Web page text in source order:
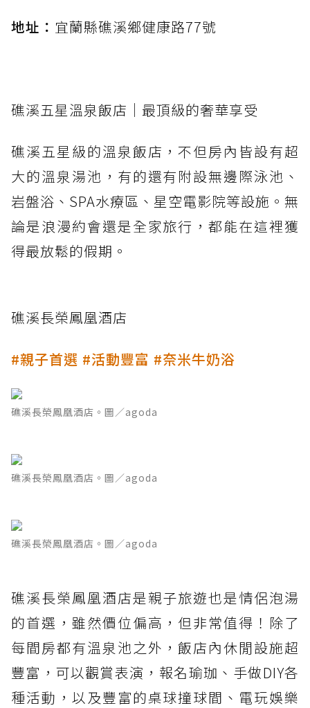
地址： 宜蘭縣礁溪鄉健康路77號
礁溪五星溫泉飯店｜最頂級的奢華享受
礁溪五星級的溫泉飯店，不但房內皆設有超
大的溫泉湯池，有的還有附設無邊際泳池、
岩盤浴、SPA水療區、星空電影院等設施。無
論是浪漫約會還是全家旅行，都能在這裡獲
得最放鬆的假期。
礁溪長榮鳳凰酒店
#親子首選 #活動豐富 #奈米牛奶浴
礁溪長榮鳳凰酒店。圖／agoda
礁溪長榮鳳凰酒店。圖／agoda
礁溪長榮鳳凰酒店。圖／agoda
礁溪長榮鳳凰酒店是親子旅遊也是情侶泡湯
的首選，雖然價位偏高，但非常值得！除了
每間房都有溫泉池之外，飯店內休閒設施超
豐富，可以觀賞表演，報名瑜珈、手做DIY各
種活動，以及豐富的桌球撞球間、電玩娛樂